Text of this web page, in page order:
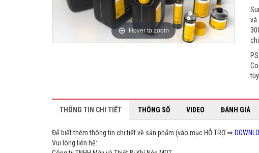
Hover to zoom
và
THÔNG TIN CHI TIẾT THÔNG SỐ VIDEO ĐÁNH GIÁ
Để biết thêm thông tin chi tiết về sản phẩm (vào mục HỖ TRỢ ⇒
Vui lòng liên hệ: